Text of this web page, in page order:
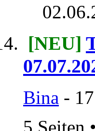
[NEU]
Bina -
5 Seiten •